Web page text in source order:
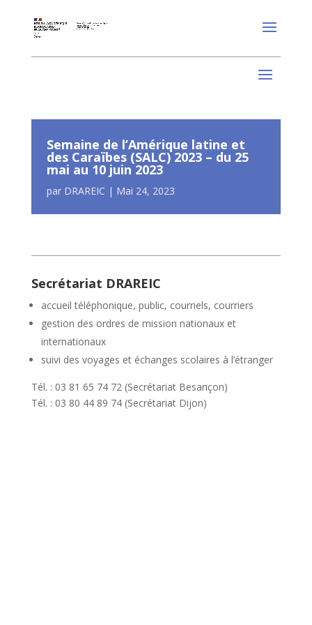
Semaine de l’Amérique latine et
des Caraïbes (SALC) 2023 – du 25
mai au 10 juin 2023
par DRAREIC | Mai 24, 2023
Secrétariat DRAREIC
accueil téléphonique, public, courriels, courriers
gestion des ordres de mission nationaux et
internationaux
suivi des voyages et échanges scolaires à l’étranger
Tél. : 03 81 65 74 72 (Secrétariat Besançon)
Tél. : 03 80 44 89 74 (Secrétariat Dijon)